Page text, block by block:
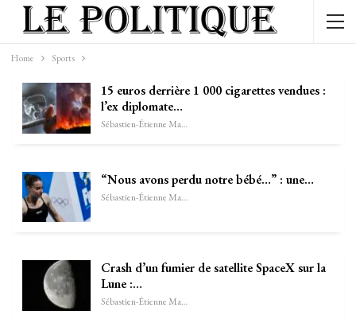
Home Sports
15 euros derrière 1 000 cigarettes vendues :
l’ex diplomate…
Sébastien-Étienne Marechal
“Nous avons perdu notre bébé…” : une…
Sébastien-Étienne Marechal
Crash d’un fumier de satellite SpaceX sur la
Lune :…
Sébastien-Étienne Marechal